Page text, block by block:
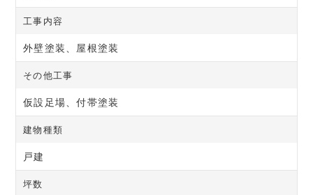
工事内容
外壁塗装、屋根塗装
その他工事
仮設足場、付帯塗装
建物種類
戸建
坪数